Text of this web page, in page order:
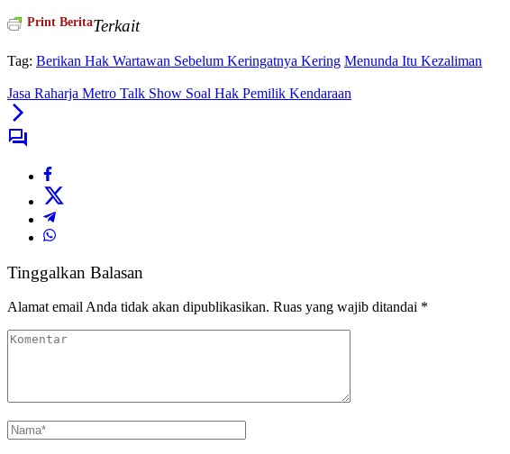
Print BeritaTerkait
Tag: Berikan Hak Wartawan Sebelum Keringatnya Kering Menunda Itu Kezaliman
Jasa Raharja Metro Talk Show Soal Hak Pemilik Kendaraan
Tinggalkan Balasan
Alamat email Anda tidak akan dipublikasikan. Ruas yang wajib ditandai *